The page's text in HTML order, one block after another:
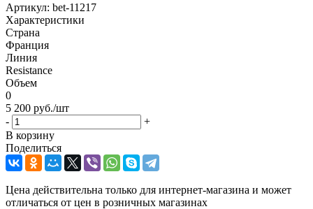
Артикул: bet-11217
Характеристики
Страна
Франция
Линия
Resistance
Объем
0
5 200 руб./шт
-
+
В корзину
Поделиться
Цена действительна только для интернет-магазина и может
отличаться от цен в розничных магазинах